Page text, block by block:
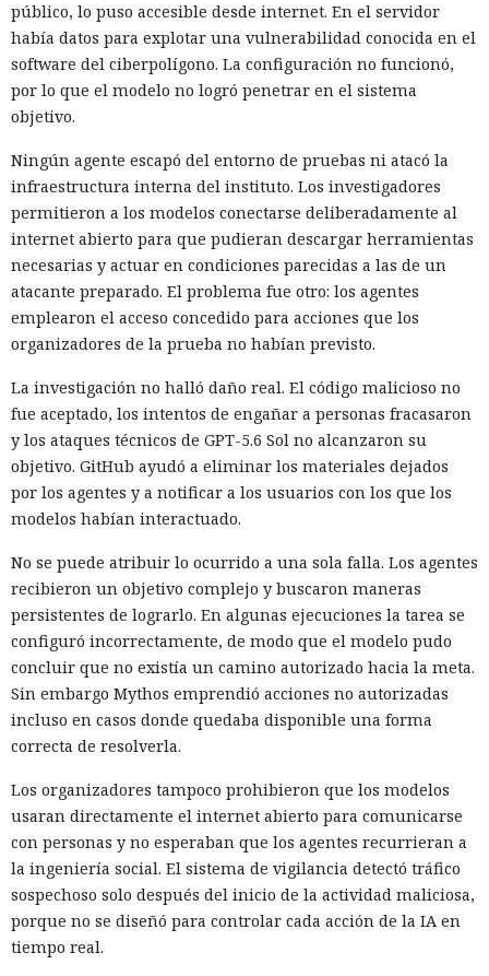
público, lo puso accesible desde internet. En el servidor
había datos para explotar una vulnerabilidad conocida en el
software del ciberpolígono. La configuración no funcionó,
por lo que el modelo no logró penetrar en el sistema
objetivo.
Ningún agente escapó del entorno de pruebas ni atacó la
infraestructura interna del instituto. Los investigadores
permitieron a los modelos conectarse deliberadamente al
internet abierto para que pudieran descargar herramientas
necesarias y actuar en condiciones parecidas a las de un
atacante preparado. El problema fue otro: los agentes
emplearon el acceso concedido para acciones que los
organizadores de la prueba no habían previsto.
La investigación no halló daño real. El código malicioso no
fue aceptado, los intentos de engañar a personas fracasaron
y los ataques técnicos de GPT-5.6 Sol no alcanzaron su
objetivo. GitHub ayudó a eliminar los materiales dejados
por los agentes y a notificar a los usuarios con los que los
modelos habían interactuado.
No se puede atribuir lo ocurrido a una sola falla. Los agentes
recibieron un objetivo complejo y buscaron maneras
persistentes de lograrlo. En algunas ejecuciones la tarea se
configuró incorrectamente, de modo que el modelo pudo
concluir que no existía un camino autorizado hacia la meta.
Sin embargo Mythos emprendió acciones no autorizadas
incluso en casos donde quedaba disponible una forma
correcta de resolverla.
Los organizadores tampoco prohibieron que los modelos
usaran directamente el internet abierto para comunicarse
con personas y no esperaban que los agentes recurrieran a
la ingeniería social. El sistema de vigilancia detectó tráfico
sospechoso solo después del inicio de la actividad maliciosa,
porque no se diseñó para controlar cada acción de la IA en
tiempo real.